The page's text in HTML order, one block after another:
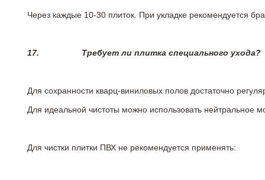
Через каждые 10-30 плиток. При укладке рекомендуется
17. Требует ли плитка специального ухода?
Для сохранности кварц-виниловых полов достаточно
Для идеальной чистоты можно использовать
Для чистки плитки ПВХ не рекомендуется применять: